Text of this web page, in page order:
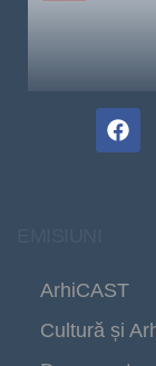
ArhiCAST
Cultură și